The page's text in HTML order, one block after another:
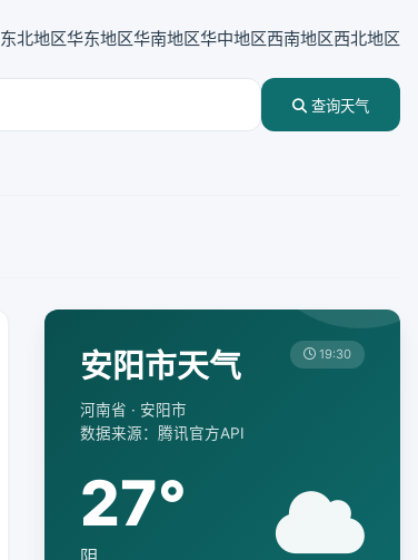
东北地区华东地区华南地区华中地区西南地区西北地区
查询天气
安阳市天气
河南省 · 安阳市
数据来源：腾讯官方API
19:30
27°